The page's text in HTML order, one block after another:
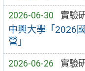
2026-06-30 實驗
中興大學「2026
營」
2026-06-26 實驗